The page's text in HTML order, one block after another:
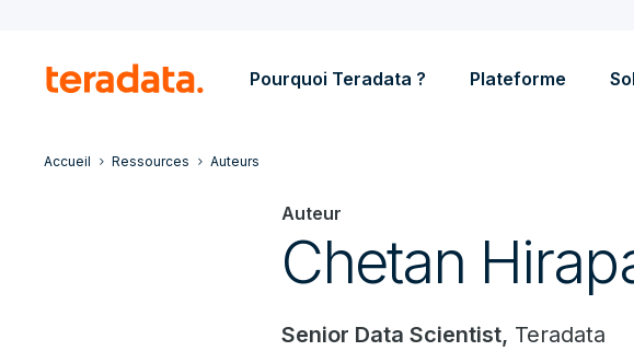
Pourquoi Teradata ? Plateforme
Accueil Ressources Auteurs
Auteur
Chetan
Senior Data Scientist, Teradata